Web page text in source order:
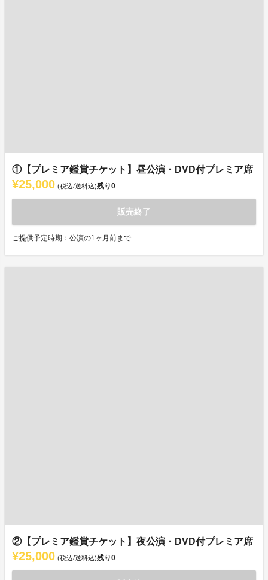
①【プレミア鑑賞チケット】昼公演・DVD付プレミア席
¥25,000 (税込/送料込)残り0
販売終了
ご提供予定時期：公演の1ヶ月前まで
②【プレミア鑑賞チケット】夜公演・DVD付プレミア席
¥25,000 (税込/送料込)残り0